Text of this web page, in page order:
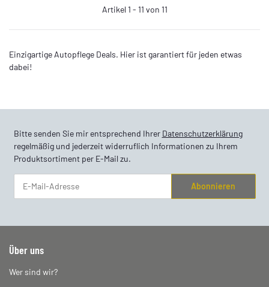
Artikel 1 - 11 von 11
Einzigartige Autopflege Deals. Hier ist garantiert für jeden etwas
dabei!
Bitte senden Sie mir entsprechend Ihrer Datenschutzerklärung
regelmäßig und jederzeit widerruflich Informationen zu Ihrem
Produktsortiment per E-Mail zu.
Abonnieren
Über uns
Wer sind wir?